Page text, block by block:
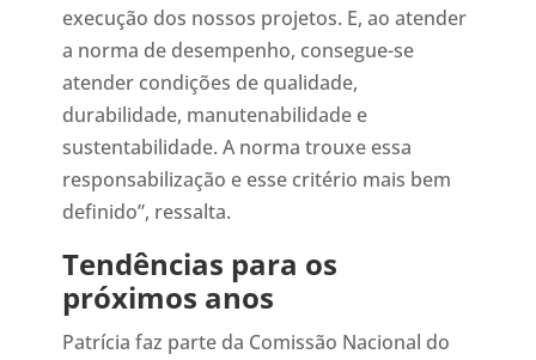
execução dos nossos projetos. E, ao atender
a norma de desempenho, consegue-se
atender condições de qualidade,
durabilidade, manutenabilidade e
sustentabilidade. A norma trouxe essa
responsabilização e esse critério mais bem
definido”, ressalta.
Tendências para os
próximos anos
Patrícia faz parte da Comissão Nacional do